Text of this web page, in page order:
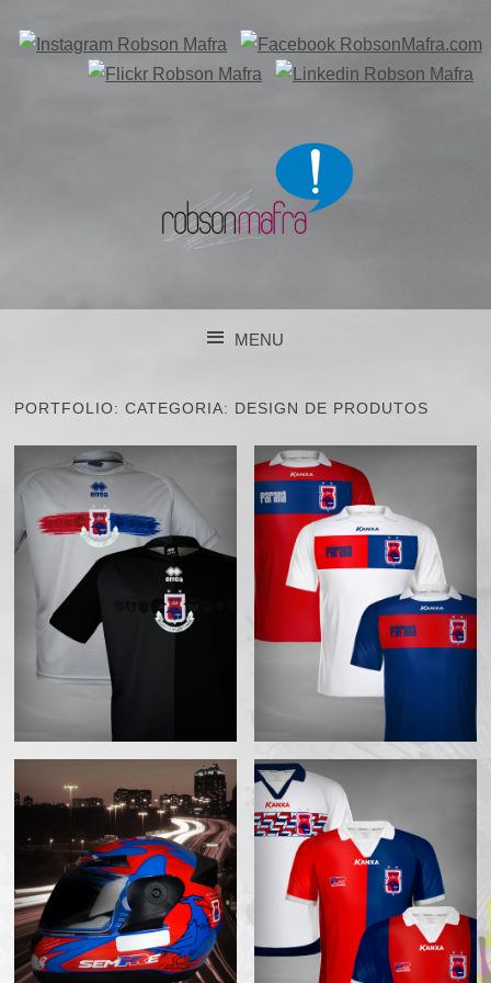
ROBSON MAFRA
COMUNICAÇÃO E
MARKETING
DESENVOLVIMENTO DE PROJETOS DE COMUNICAÇÃO
MENU
PORTFOLIO: CATEGORIA: DESIGN DE PRODUTOS